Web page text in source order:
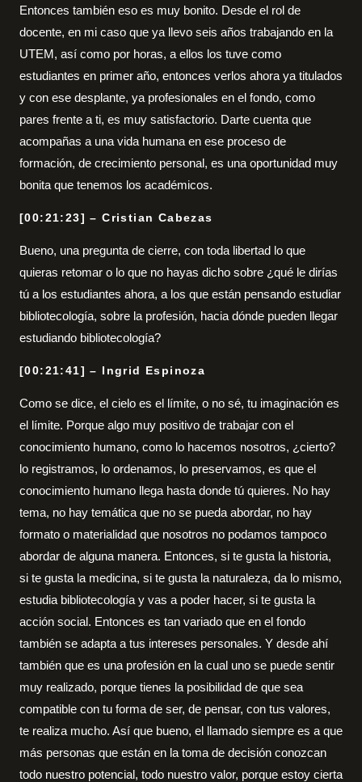
Entonces también eso es muy bonito. Desde el rol de
docente, en mi caso que ya llevo seis años trabajando en la
UTEM, así como por horas, a ellos los tuve como
estudiantes en primer año, entonces verlos ahora ya titulados
y con ese desplante, ya profesionales en el fondo, como
pares frente a ti, es muy satisfactorio. Darte cuenta que
acompañas a una vida humana en ese proceso de
formación, de crecimiento personal, es una oportunidad muy
bonita que tenemos los académicos.
[00:21:23] – Cristian Cabezas
Bueno, una pregunta de cierre, con toda libertad lo que
quieras retomar o lo que no hayas dicho sobre ¿qué le dirías
tú a los estudiantes ahora, a los que están pensando estudiar
bibliotecología, sobre la profesión, hacia dónde pueden llegar
estudiando bibliotecología?
[00:21:41] – Ingrid Espinoza
Como se dice, el cielo es el límite, o no sé, tu imaginación es
el límite. Porque algo muy positivo de trabajar con el
conocimiento humano, como lo hacemos nosotros, ¿cierto?
lo registramos, lo ordenamos, lo preservamos, es que el
conocimiento humano llega hasta donde tú quieres. No hay
tema, no hay temática que no se pueda abordar, no hay
formato o materialidad que nosotros no podamos tampoco
abordar de alguna manera. Entonces, si te gusta la historia,
si te gusta la medicina, si te gusta la naturaleza, da lo mismo,
estudia bibliotecología y vas a poder hacer, si te gusta la
acción social. Entonces es tan variado que en el fondo
también se adapta a tus intereses personales. Y desde ahí
también que es una profesión en la cual uno se puede sentir
muy realizado, porque tienes la posibilidad de que sea
compatible con tu forma de ser, de pensar, con tus valores,
te realiza mucho. Así que bueno, el llamado siempre es a que
más personas que están en la toma de decisión conozcan
todo nuestro potencial, todo nuestro valor, porque estoy cierta